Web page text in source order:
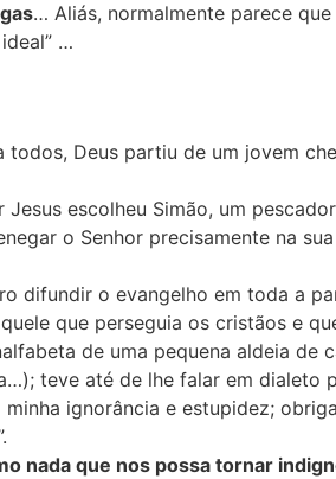
… Aliás, normalmente parece que
…
Deus partiu de um jovem
escolheu Simão, um
o Senhor precisamente na
difundir o evangelho em toda a
que perseguia os cristãos e
de uma pequena aldeia de
teve até de lhe falar em dialeto
ignorância e estupidez;
nada que nos possa tornar